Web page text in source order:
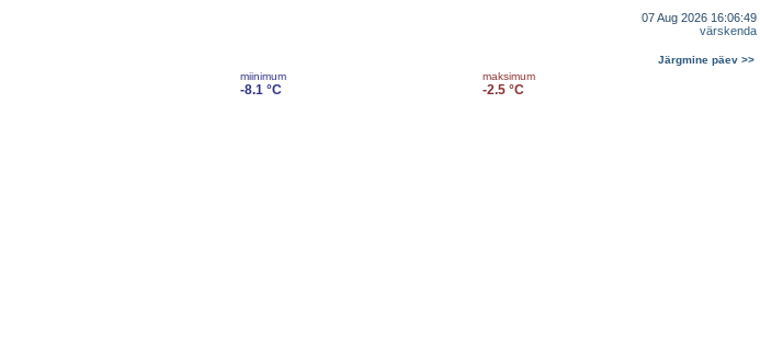
07 Aug 2026 16:06:49
värskenda
Järgmine päev >>
miinimum
-8.1 °C
maksimum
-2.5 °C